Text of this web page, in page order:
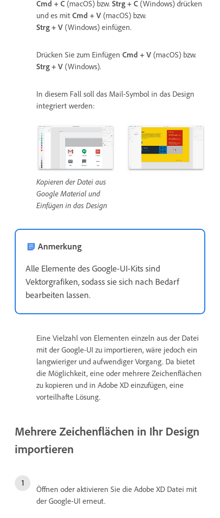
Cmd + C (macOS) bzw. Strg + C (Windows) drücken
und es mit Cmd + V (macOS) bzw.
Strg + V (Windows) einfügen.
Drücken Sie zum Einfügen Cmd + V (macOS) bzw.
Strg + V (Windows).
In diesem Fall soll das Mail-Symbol in das Design
integriert werden:
Kopieren der Datei aus
Google Material und
Einfügen in das Design
Anmerkung
Alle Elemente des Google-UI-Kits sind
Vektorgrafiken, sodass sie sich nach Bedarf
bearbeiten lassen.
Eine Vielzahl von Elementen einzeln aus der Datei
mit der Google-UI zu importieren, wäre jedoch ein
langwieriger und aufwendiger Vorgang. Da bietet
die Möglichkeit, eine oder mehrere Zeichenflächen
zu kopieren und in Adobe XD einzufügen, eine
vorteilhafte Lösung.
Mehrere Zeichenflächen in Ihr Design
importieren
Öffnen oder aktivieren Sie die Adobe XD Datei mit
der Google-UI erneut.